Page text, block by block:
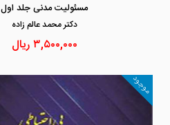
مسئولیت مدنی جلد اول
دكتر محمد عالم زاده
۳,۵۰۰,۰۰۰ریال
موجود